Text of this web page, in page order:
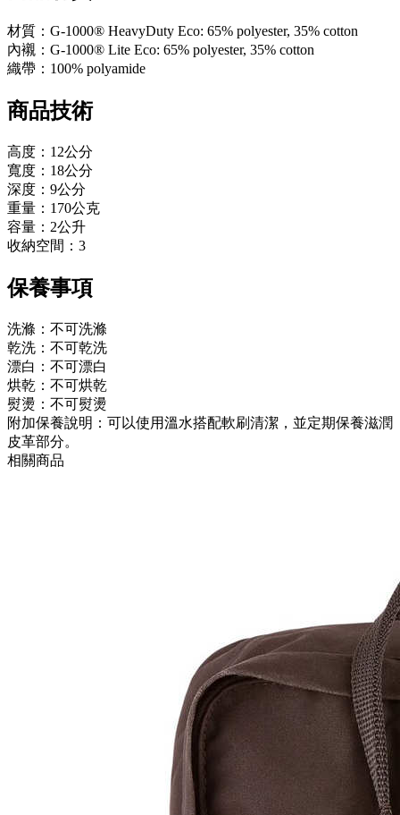
材質：G-1000® HeavyDuty Eco: 65% polyester, 35% cotton
內襯：G-1000® Lite Eco: 65% polyester, 35% cotton
織帶：100% polyamide
商品技術
高度：12公分
寬度：18公分
深度：9公分
重量：170公克
容量：2公升
收納空間：3
保養事項
洗滌：不可洗滌
乾洗：不可乾洗
漂白：不可漂白
烘乾：不可烘乾
熨燙：不可熨燙
附加保養說明：可以使用溫水搭配軟刷清潔，並定期保養滋潤
皮革部分。
相關商品